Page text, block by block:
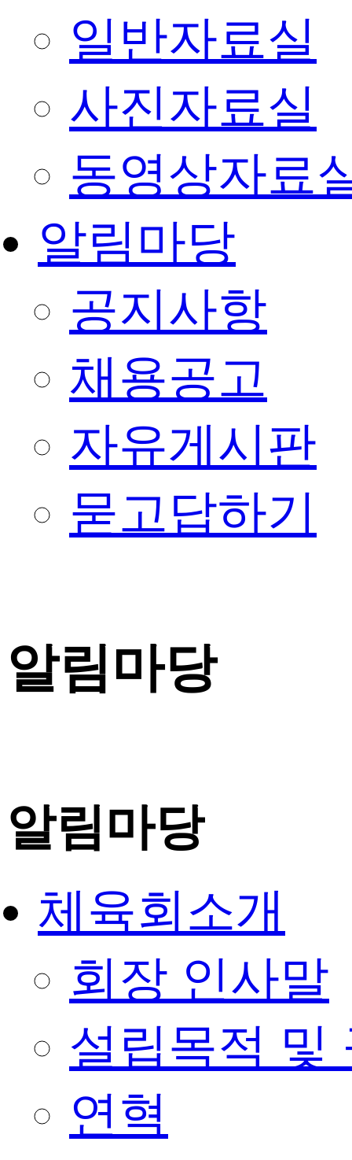
일반자료실
사진자료실
동영상자료
알림마당
공지사항
채용공고
자유게시판
묻고답하기
알림마당
알림마당
체육회소개
회장 인사말
설립목적 및
연혁